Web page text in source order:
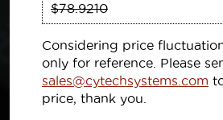
$78.9210
Considering price
only for reference. Please
sales@cytechsystems.com
price, thank you.